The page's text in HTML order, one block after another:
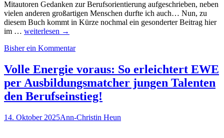
von
Zittwitz
über
Mitautoren Gedanken zur Berufsorientierung aufgeschrieben, neben
vielen anderen großartigen Menschen durfte ich auch… Nun, zu
diesem Buch kommt in Kürze nochmal ein gesonderter Beitrag hier
im … Berufsorientierung
Zeiten
KI
–
der
Spotlight
Vortrag
Ausbildung.de
weiterlesen →
Bisher ein Kommentar
Volle Energie voraus: So erleichtert EWE
per Ausbildungsmatcher jungen Talenten
den Berufseinstieg!
14. Oktober 2025Ann-Christin Heun